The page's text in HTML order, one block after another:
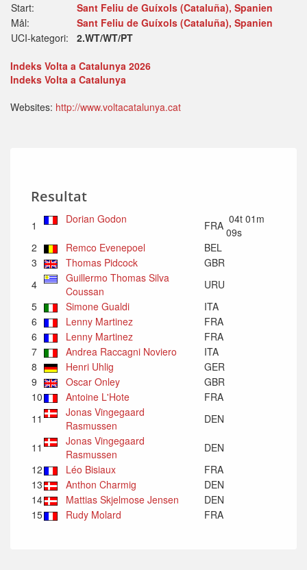
Start:
Sant Feliu de Guíxols (Cataluña), Spanien
Mål:
Sant Feliu de Guíxols (Cataluña), Spanien
UCI-kategori:
2.WT/WT/PT
Indeks Volta a Catalunya 2026
Indeks Volta a Catalunya
Websites: http://www.voltacatalunya.cat
Resultat
1 Dorian Godon FRA 04t 01m
09s
2
Remco Evenepoel
BEL
3
Thomas Pidcock
GBR
4
Guillermo Thomas Silva
Coussan
URU
5
Simone Gualdi
ITA
6
Lenny Martinez
FRA
6
Lenny Martinez
FRA
7
Andrea Raccagni Noviero
ITA
8
Henri Uhlig
GER
9
Oscar Onley
GBR
10
Antoine L'Hote
FRA
11
Jonas Vingegaard
Rasmussen
DEN
11
Jonas Vingegaard
Rasmussen
DEN
12
Léo Bisiaux
FRA
13
Anthon Charmig
DEN
14
Mattias Skjelmose Jensen
DEN
15
Rudy Molard FRA